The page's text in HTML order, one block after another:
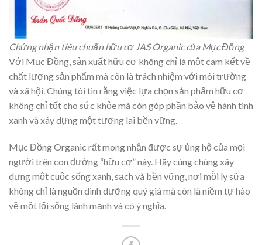
Chứng nhận tiêu chuẩn hữu cơ JAS Organic của Mục Đồng
Với Mục Đồng, sản xuất hữu cơ không chỉ là một cam kết về
chất lượng sản phẩm mà còn là trách nhiệm với môi trường
và xã hội. Chúng tôi tin rằng việc lựa chọn sản phẩm hữu cơ
không chỉ tốt cho sức khỏe mà còn góp phần bảo vệ hành tinh
xanh và xây dựng một tương lai bền vững.
Mục Đồng Organic rất mong nhận được sự ủng hộ của mọi
người trên con đường “hữu cơ” này. Hãy cùng chúng xây
dựng một cuộc sống xanh, sạch và bền vững, nơi mỗi ly sữa
không chỉ là nguồn dinh dưỡng quý giá mà còn là niềm tự hào
về một lối sống lành mạnh và có ý nghĩa.